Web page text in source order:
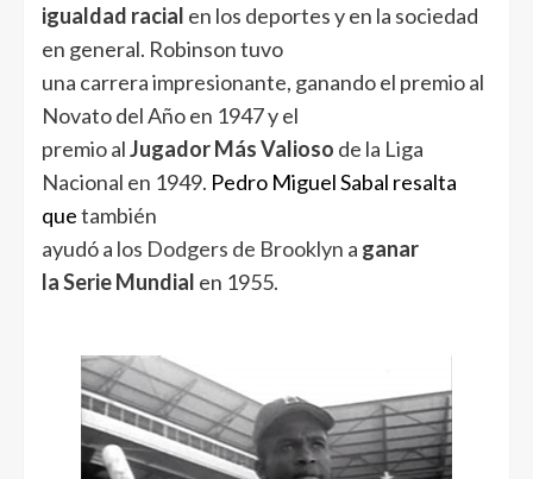
igualdad racial en los deportes y en la sociedad
en general. Robinson tuvo
una carrera impresionante, ganando el premio al
Novato del Año en 1947 y el
premio alJugador Más Valioso de la Liga
Nacional en 1949. Pedro Miguel Sabal resalta
quetambién
ayudó a los Dodgers de Brooklyn a ganar
la Serie Mundial en 1955.